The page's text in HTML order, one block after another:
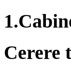
Cerere